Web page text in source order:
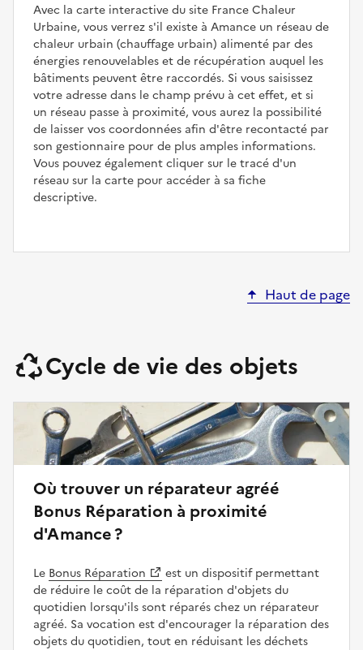
Avec la carte interactive du site France Chaleur
Urbaine, vous verrez s'il existe à Amance un réseau de
chaleur urbain (chauffage urbain) alimenté par des
énergies renouvelables et de récupération auquel les
bâtiments peuvent être raccordés. Si vous saisissez
votre adresse dans le champ prévu à cet effet, et si
un réseau passe à proximité, vous aurez la possibilité
de laisser vos coordonnées afin d'être recontacté par
son gestionnaire pour de plus amples informations.
Vous pouvez également cliquer sur le tracé d'un
réseau sur la carte pour accéder à sa fiche
descriptive.
Haut de page
Cycle de vie des objets
Où trouver un réparateur agréé
Bonus Réparation à proximité
d'Amance ?
Le Bonus Réparation
est un dispositif permettant
de réduire le coût de la réparation d'objets du
quotidien lorsqu'ils sont réparés chez un réparateur
agréé. Sa vocation est d'encourager la réparation des
objets du quotidien, tout en réduisant les déchets